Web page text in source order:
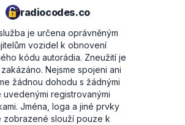
radiocodes.co
je určena oprávněným
vozidel k obnovení
kódu autorádia. Zneužití je
Nejsme spojeni ani
žádnou dohodu s žádnými
uvedenými registrovanými
Jména, loga a jiné prvky
zobrazené slouží pouze k